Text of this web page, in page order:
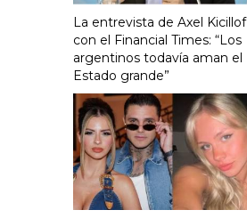
La entrevista de Axel Kicillof
con el Financial Times: “Los
argentinos todavía aman el
Estado grande”